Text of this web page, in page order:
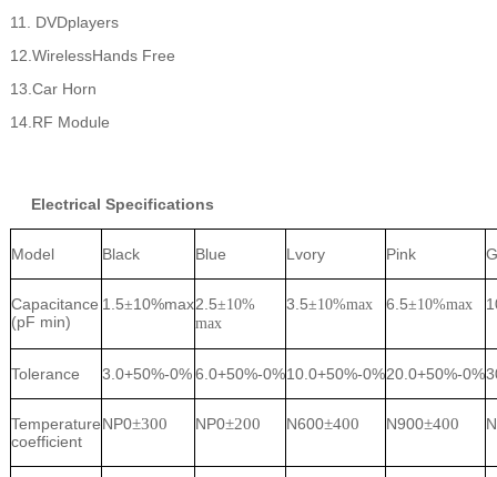
11. DVDplayers
12.WirelessHands Free
13.Car Horn
14.RF Module
Electrical Specifications
Model Black Blue Lvory Pink
Capacitance
(pF min)
1.5±10%max2.5±10%
max
3.5±10%max 6.5±10%max
Tolerance 3.0+50%-0%6.0+50%-0%10.0+50%-0%20.0+50%-0%
Temperature
coefficient
NP0±300 NP0±200 N600±400 N900±400